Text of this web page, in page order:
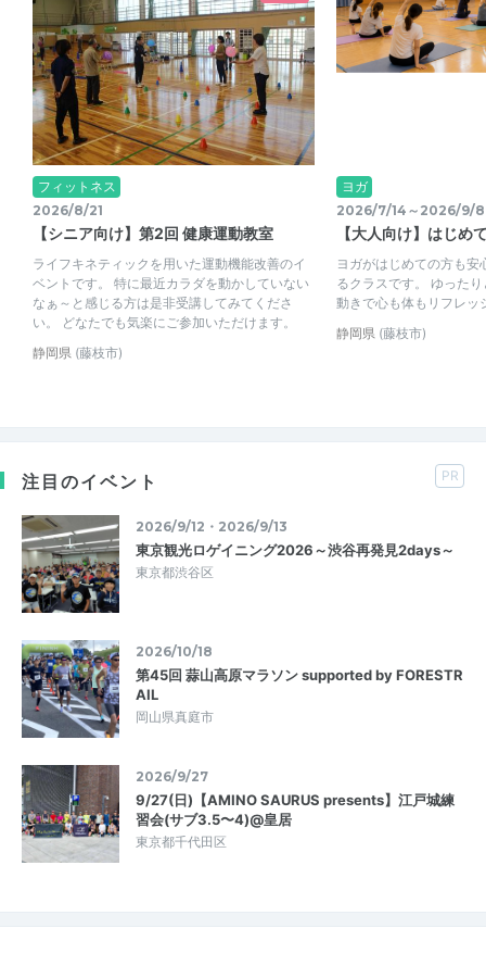
フィットネス
2026/8/21
【シニア向け】第2回 健康運動教室
ライフキネティックを用いた運動機能改善のイ
ベントです。 特に最近カラダを動かしていない
なぁ～と感じる方は是非受講してみてくださ
い。 どなたでも気楽にご参加いただけます。
静岡県 (藤枝市)
ヨガ
2026/7/14～2026/9/8
【大人向け】はじめ
ヨガがはじめての方も安
るクラスです。 ゆった
動きで心も体もリフレッ
静岡県 (藤枝市)
注目のイベント PR
2026/9/12・2026/9/13
東京観光ロゲイニング2026～渋谷再発見2days～
東京都渋谷区
2026/10/18
第45回 蒜山高原マラソン supported by FORESTR
AIL
岡山県真庭市
2026/9/27
9/27(日)【AMINO SAURUS presents】江戸城練
習会(サブ3.5〜4)@皇居
東京都千代田区